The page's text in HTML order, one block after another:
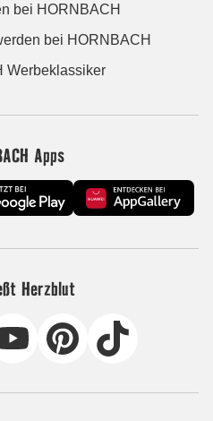
bei HORNBACH
bei HORNBACH
Werbeklassiker
Apps
Herzblut